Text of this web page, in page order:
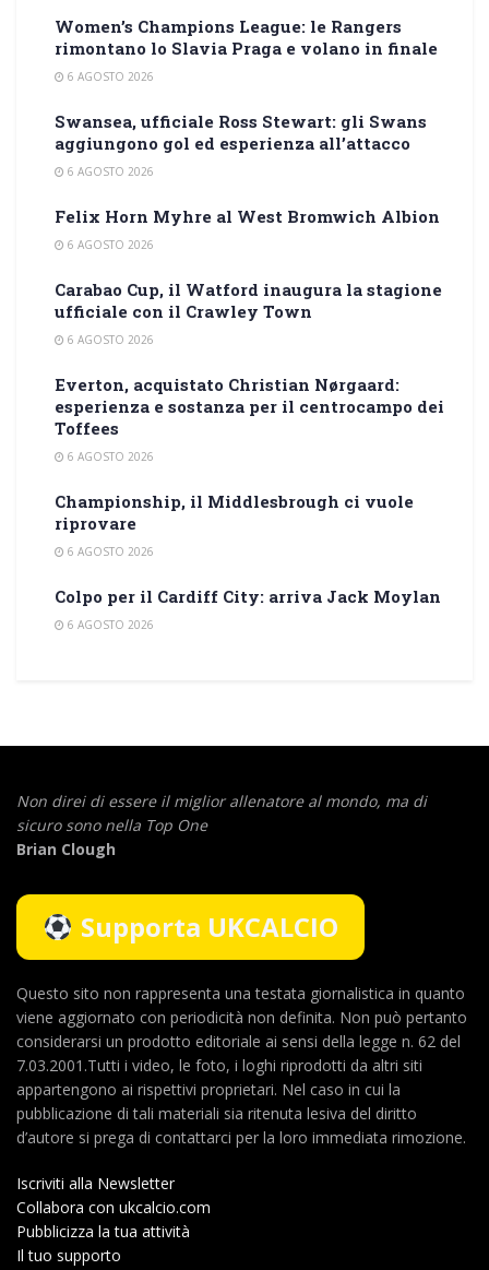
Women’s Champions League: le Rangers
rimontano lo Slavia Praga e volano in finale
6 AGOSTO 2026
Swansea, ufficiale Ross Stewart: gli Swans
aggiungono gol ed esperienza all’attacco
6 AGOSTO 2026
Felix Horn Myhre al West Bromwich Albion
6 AGOSTO 2026
Carabao Cup, il Watford inaugura la stagione
ufficiale con il Crawley Town
6 AGOSTO 2026
Everton, acquistato Christian Nørgaard:
esperienza e sostanza per il centrocampo dei
Toffees
6 AGOSTO 2026
Championship, il Middlesbrough ci vuole
riprovare
6 AGOSTO 2026
Colpo per il Cardiff City: arriva Jack Moylan
6 AGOSTO 2026
Non direi di essere il miglior allenatore al mondo, ma di
sicuro sono nella Top One
Brian Clough
Supporta UKCALCIO
Questo sito non rappresenta una testata giornalistica in quanto
viene aggiornato con periodicità non definita. Non può pertanto
considerarsi un prodotto editoriale ai sensi della legge n. 62 del
7.03.2001.Tutti i video, le foto, i loghi riprodotti da altri siti
appartengono ai rispettivi proprietari. Nel caso in cui la
pubblicazione di tali materiali sia ritenuta lesiva del diritto
d’autore si prega di contattarci per la loro immediata rimozione.
Iscriviti alla Newsletter
Collabora con ukcalcio.com
Pubblicizza la tua attività
Il tuo supporto